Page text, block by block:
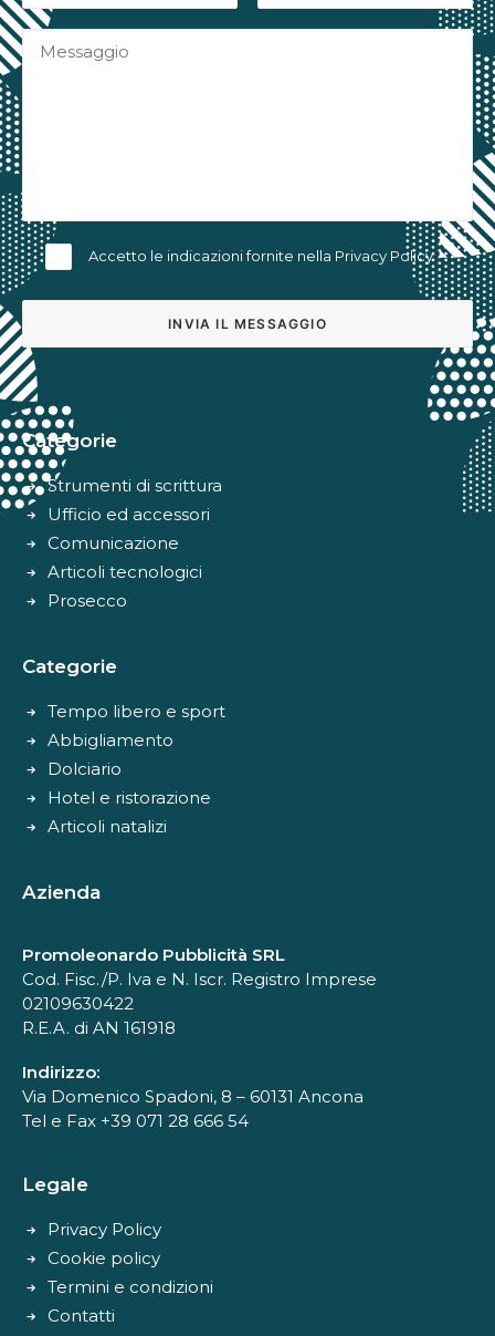
Accetto le indicazioni fornite nella Privacy Policy
Categorie
Strumenti di scrittura
Ufficio ed accessori
Comunicazione
Articoli tecnologici
Prosecco
Categorie
Tempo libero e sport
Abbigliamento
Dolciario
Hotel e ristorazione
Articoli natalizi
Azienda
Promoleonardo Pubblicità SRL
Cod. Fisc./P. Iva e N. Iscr. Registro Imprese
02109630422
R.E.A. di AN 161918
Indirizzo:
Via Domenico Spadoni, 8 – 60131 Ancona
Tel e Fax +39 071 28 666 54
Legale
Privacy Policy
Cookie policy
Termini e condizioni
Contatti